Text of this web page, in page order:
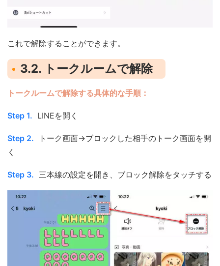
これで解除することができます。
3.2. トークルームで解除
トークルームで解除する具体的な手順：
Step 1. LINEを開く
Step 2.
トーク画面→ブロックした相手のトーク画面を開
く
Step 3. 三本線の設定を開き、ブロック解除をタッチする